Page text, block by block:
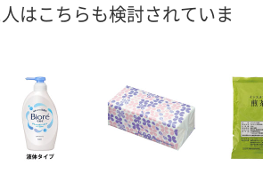
4点 あり
ゴへ カゴへ カ
はこちらも検討されていま